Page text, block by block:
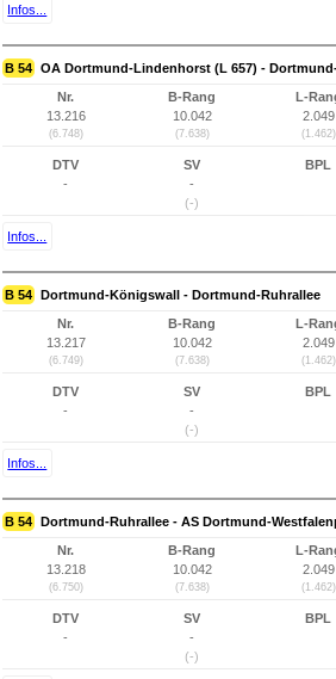
Infos...
B 54 OA Dortmund-Lindenhorst (L 657) -
Nr.
13.216
(6.748)
B-Rang
10.042
(7.638)
L-
2.049
(1.462)
DTV
-
SV
-
(-)
BPL
Infos...
B 54 Dortmund-Königswall - Dortmund-Ruhrallee
Nr.
13.217
(6.749)
B-Rang
10.042
(7.638)
L-
2.049
(1.462)
DTV
-
SV
-
(-)
BPL
Infos...
B 54 Dortmund-Ruhrallee - AS Dortmund-
Nr.
13.218
(6.750)
B-Rang
10.042
(7.638)
L-
2.049
(1.462)
DTV
-
SV
-
(-)
BPL